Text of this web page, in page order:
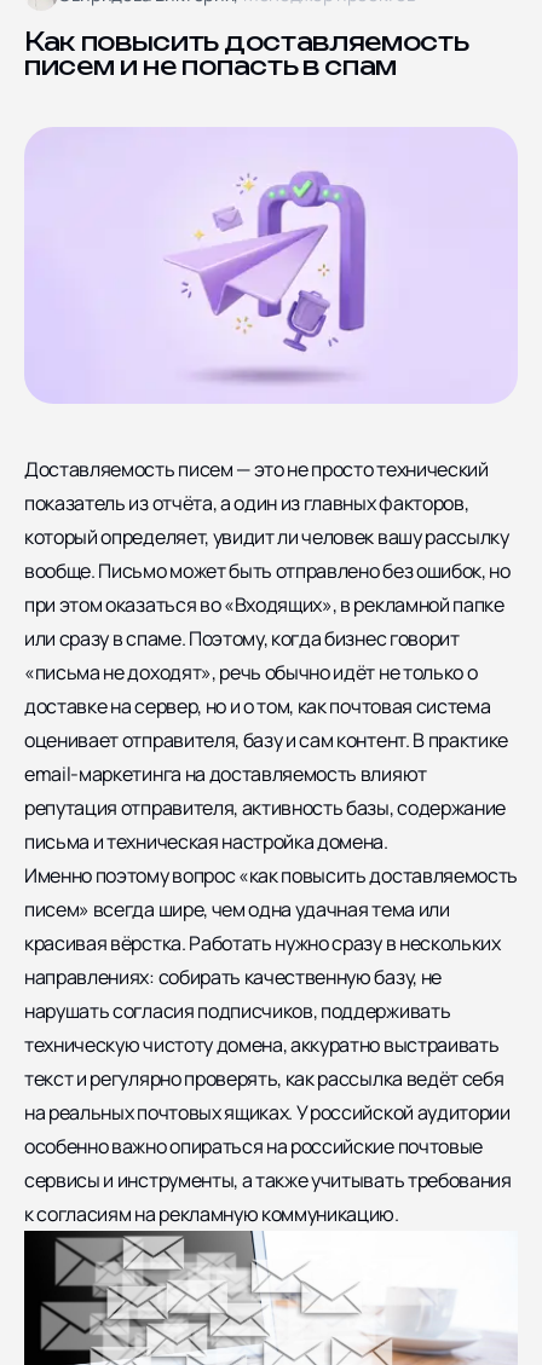
Блог
Отзывы
Контакты
Ярославская улица дом
8, корпус 5
Как повысить доставляемость
писем и не попасть в спам
Доставляемость писем — это не просто технический
показатель из отчёта, а один из главных факторов,
который определяет, увидит ли человек вашу рассылку
вообще. Письмо может быть отправлено без ошибок, но
при этом оказаться во «Входящих», в рекламной папке
или сразу в спаме. Поэтому, когда бизнес говорит
«письма не доходят», речь обычно идёт не только о
доставке на сервер, но и о том, как почтовая система
оценивает отправителя, базу и сам контент. В практике
email-маркетинга на доставляемость влияют
репутация отправителя, активность базы, содержание
письма и техническая настройка домена.
Именно поэтому вопрос «как повысить доставляемость
писем» всегда шире, чем одна удачная тема или
красивая вёрстка. Работать нужно сразу в нескольких
направлениях: собирать качественную базу, не
нарушать согласия подписчиков, поддерживать
техническую чистоту домена, аккуратно выстраивать
текст и регулярно проверять, как рассылка ведёт себя
на реальных почтовых ящиках. У российской аудитории
особенно важно опираться на российские почтовые
сервисы и инструменты, а также учитывать требования
к согласиям на рекламную коммуникацию.